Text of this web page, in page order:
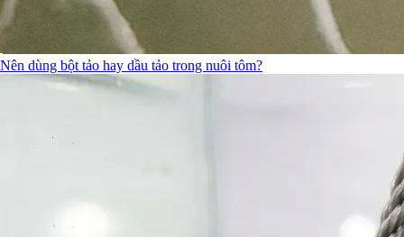
Nên dùng bột tảo hay dầu tảo trong nuôi tôm?